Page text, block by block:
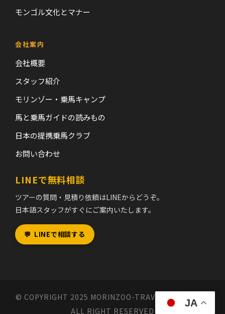
モンゴル文化とマナー
会社案内
会社概要
スタッフ紹介
モリンゾー・乗馬キャンプ
馬と乗馬ガイドの読みもの
日本の提携乗馬クラブ
お問い合わせ
LINEで無料相談
ツアーの質問・見積り依頼はLINEからどうぞ。
日本語スタッフがすぐにご案内いたします。
💬 LINEで相談する
© COPYRIGHT 2025 MORINZOO-TRAVEL MONGOLIA,
ALL RIGHT RESERVED
JA